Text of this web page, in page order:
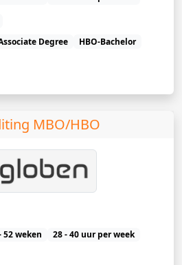
Degree
HBO-Bachelor
MBO/HBO
52 weken
28 - 40 uur per week